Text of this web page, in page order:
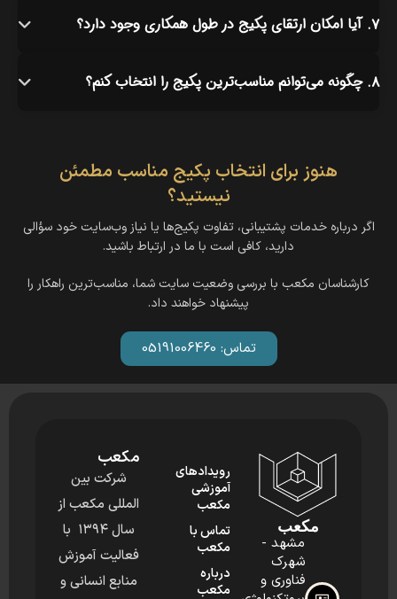
۷. آیا امکان ارتقای پکیج در طول همکاری وجود دارد؟
۸. چگونه می‌توانم مناسب‌ترین پکیج را انتخاب کنم؟
هنوز برای انتخاب پکیج مناسب مطمئن
نیستید؟
اگر درباره خدمات پشتیبانی، تفاوت پکیج‌ها یا نیاز وب‌سایت خود سؤالی
دارید، کافی است با ما در ارتباط باشید.
کارشناسان مکعب با بررسی وضعیت سایت شما، مناسب‌ترین راهکار را
پیشنهاد خواهند داد.
تماس: 05191006460
مکعب
مشهد -
شهرک
فناوری و
رویدادهای
آموزشی
مکعب
تماس با
مکعب
درباره
مکعب
مکعب
شرکت بین
المللی مکعب از
سال ۱۳۹۴ با
فعالیت آموزش
منابع انسانی و